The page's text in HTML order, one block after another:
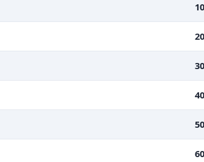
10
20
30
40
50
60